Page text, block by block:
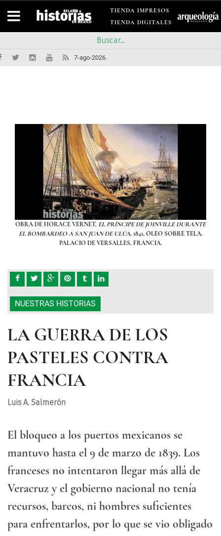
TIENDA IMPRESOS
TIENDA DIGITALES
7-ago-2026.
OBRA DE HORACE VERNET, EL PRÍNCIPE DE JOINVILLE DURANTE
EL BOMBARDEO A SAN JUAN DE ULÚA, 1841, ÓLEO SOBRE TELA.
PALACIO DE VERSALLES, FRANCIA.
NUESTRAS HISTORIAS
LA GUERRA DE LOS
PASTELES CONTRA
FRANCIA
Luis A. Salmerón
El bloqueo a los puertos mexicanos se
mantuvo hasta el 9 de marzo de 1839. Los
franceses no intentaron llegar más allá de
Veracruz y el gobierno nacional no tenía
recursos, barcos, ni hombres suficientes
para enfrentarlos, por lo que se vio obligado